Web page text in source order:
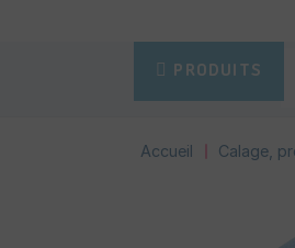
PRODUITS
Accueil Calage,